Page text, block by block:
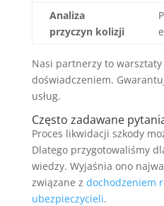
Analiza
przyczyn kolizji
Nasi partnerzy to
doświadczeniem.
usług.
Często zadawane
Proces likwidacji szkody
Dlatego przygotowaliśmy
wiedzy. Wyjaśnia ono
związane z dochodzeniem
ubezpieczycieli.